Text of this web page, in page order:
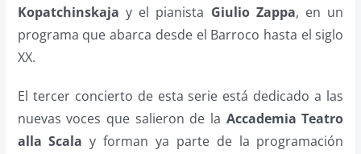
Kopatchinskaja y el pianista Giulio Zappa, en un
programa que abarca desde el Barroco hasta el siglo
XX.
El tercer concierto de esta serie está dedicado a las
nuevas voces que salieron de la Accademia Teatro
alla Scala y forman ya parte de la programación